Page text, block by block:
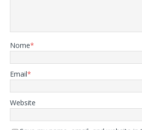
Nome*
Email*
Website